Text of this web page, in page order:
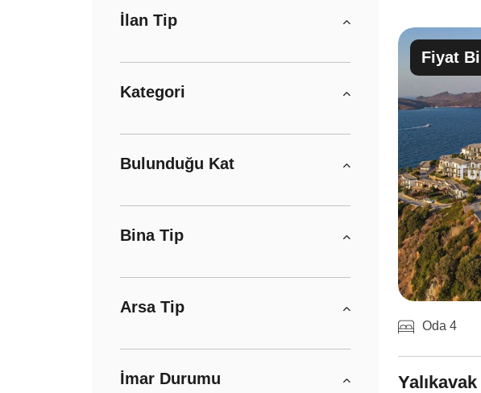
İlan Tip
Kategori
Bulunduğu Kat
Bina Tip
Arsa Tip
İmar Durumu
Fiyat
Oda 4
Yalıkavak